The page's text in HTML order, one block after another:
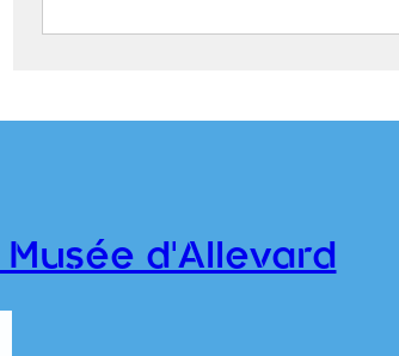
Les Usines
2020.0.86
d'Allevard